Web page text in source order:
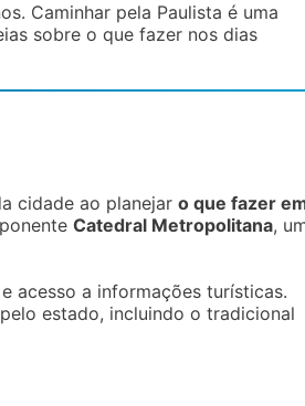
Caminhar pela Paulista é uma
sobre o que fazer nos dias
cidade ao planejar o que fazer
Catedral Metropolitana,
acesso a informações turísticas.
estado, incluindo o tradicional